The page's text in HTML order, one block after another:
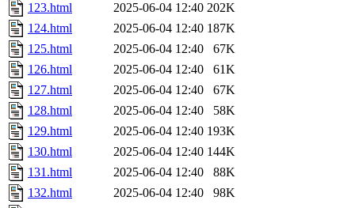
123.html
2025-06-04 12:40 202K
124.html
2025-06-04 12:40 187K
125.html
2025-06-04 12:40
67K
126.html
2025-06-04 12:40
61K
127.html
2025-06-04 12:40
67K
128.html
2025-06-04 12:40
58K
129.html
2025-06-04 12:40 193K
130.html
2025-06-04 12:40 144K
131.html
2025-06-04 12:40
88K
132.html
2025-06-04 12:40
98K